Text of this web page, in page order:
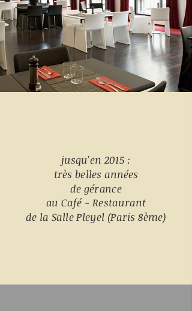
jusqu'en 2015 :
très belles années
de gérance
au Café - Restaurant
de la Salle Pleyel (Paris 8ème)